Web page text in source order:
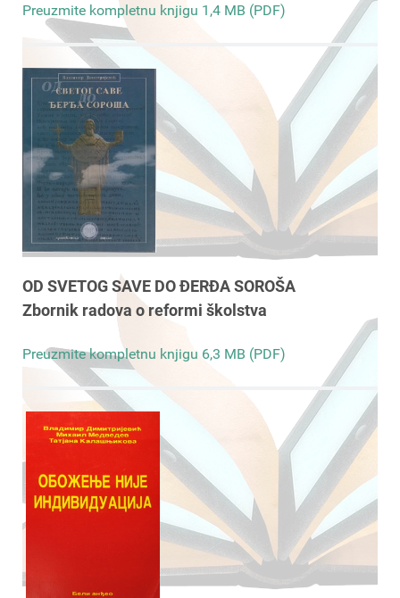
Preuzmite kompletnu knjigu 1,4 MB (PDF)
OD SVETOG SAVE DO ĐERĐA SOROŠA
Zbornik radova o reformi školstva
Preuzmite kompletnu knjigu 6,3 MB (PDF)